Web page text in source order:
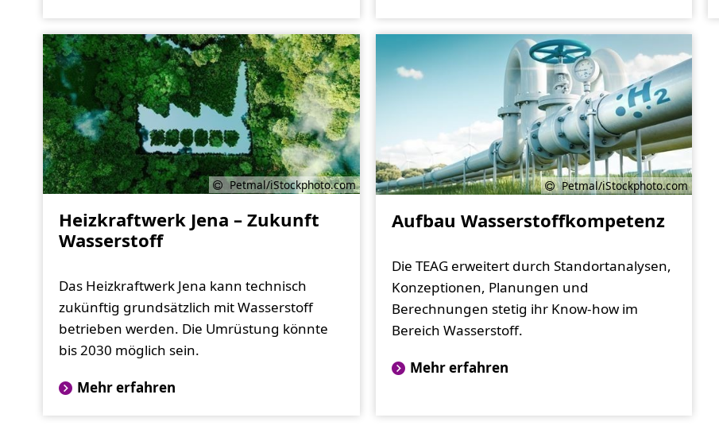
Petmal/iStockphoto.com
Heizkraftwerk Jena – Zukunft
Wasserstoff
Das Heizkraftwerk Jena kann technisch
zukünftig grundsätzlich mit Wasserstoff
betrieben werden. Die Umrüstung könnte
bis 2030 möglich sein.
Mehr erfahren
Petmal/iStockphoto.com
Aufbau Wasserstoffkompetenz
Die TEAG erweitert durch Standortanalysen,
Konzeptionen, Planungen und
Berechnungen stetig ihr Know-how im
Bereich Wasserstoff.
Mehr erfahren